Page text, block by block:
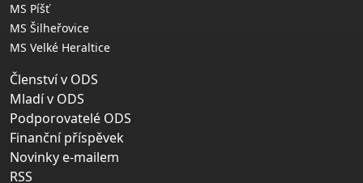
MS Píšť
MS Šilheřovice
MS Velké Heraltice
Členství v ODS
Mladí v ODS
Podporovatelé ODS
Finanční příspěvek
Novinky e-mailem
RSS